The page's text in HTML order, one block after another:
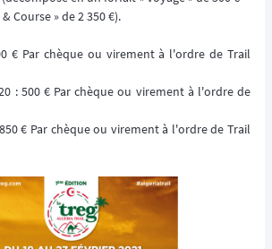
Course » de 2 350 €).
€ Par chèque ou virement à l'ordre de Trail
: 500 € Par chèque ou virement à l'ordre de
€ Par chèque ou virement à l'ordre de Trail